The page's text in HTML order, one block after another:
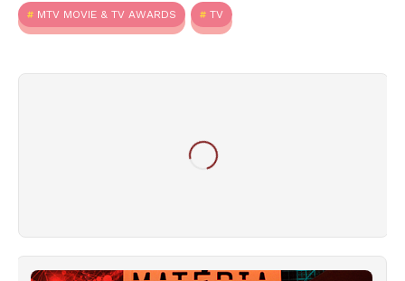
MTV MOVIE & TV AWARDS TV